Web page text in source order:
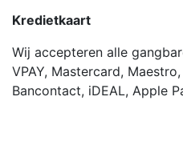
Kredietkaart
Wij accepteren alle
VPAY, Mastercard,
Bancontact, iDEAL, Apple